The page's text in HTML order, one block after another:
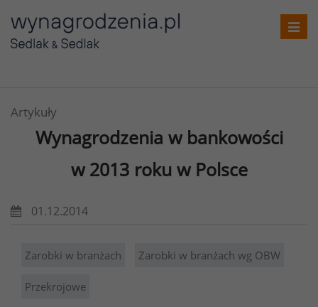
Artykuły
Wynagrodzenia w bankowości
w 2013 roku w Polsce
01.12.2014
Zarobki w branżach Zarobki w branżach wg OBW
Przekrojowe